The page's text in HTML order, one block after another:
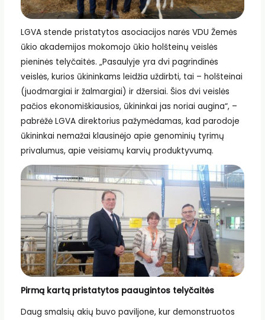
LGVA stende pristatytos asociacijos narės VDU Žemės
ūkio akademijos mokomojo ūkio holšteinų veislės
pieninės telyčaitės. „Pasaulyje yra dvi pagrindinės
veislės, kurios ūkininkams leidžia uždirbti, tai – holšteinai
(juodmargiai ir žalmargiai) ir džersiai. Šios dvi veislės
pačios ekonomiškiausios, ūkininkai jas noriai augina“, –
pabrėžė LGVA direktorius pažymėdamas, kad parodoje
ūkininkai nemažai klausinėjo apie genominių tyrimų
privalumus, apie veisiamų karvių produktyvumą.
Pirmą kartą pristatytos paaugintos telyčaitės
Daug smalsių akių buvo paviljone, kur demonstruotos